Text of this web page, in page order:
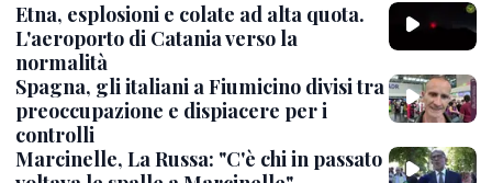
Etna, esplosioni e colate ad alta quota.
L'aeroporto di Catania verso la
normalità
Spagna, gli italiani a Fiumicino divisi tra
preoccupazione e dispiacere per i
controlli
Marcinelle, La Russa: "C'è chi in passato